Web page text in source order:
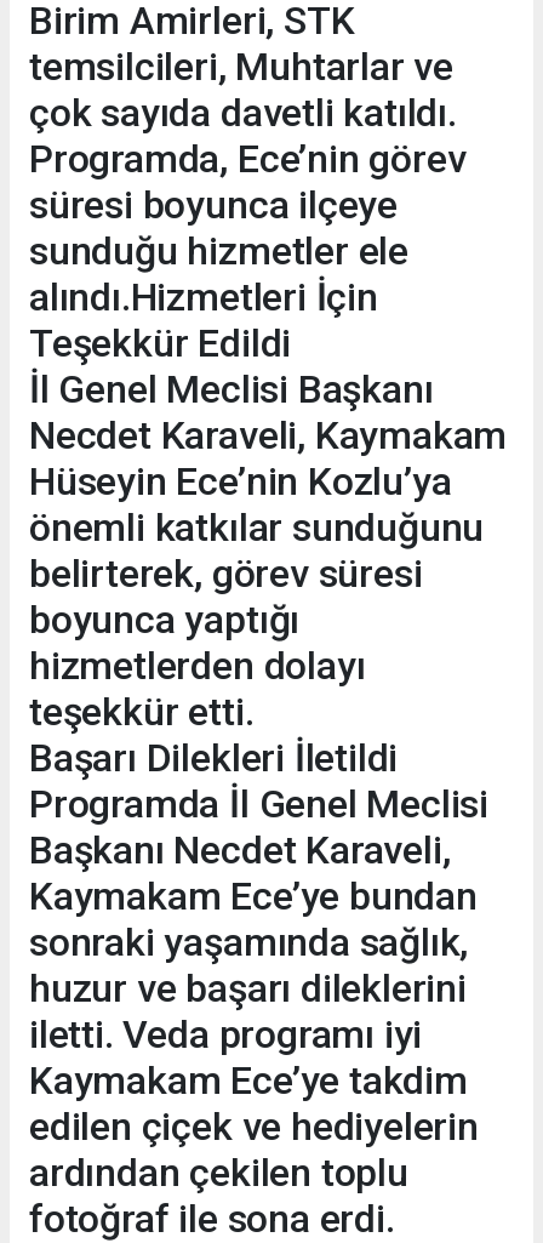
Birim Amirleri, STK
temsilcileri, Muhtarlar ve
çok sayıda davetli katıldı.
Programda, Ece’nin görev
süresi boyunca ilçeye
sunduğu hizmetler ele
alındı.Hizmetleri İçin
Teşekkür Edildi
İl Genel Meclisi Başkanı
Necdet Karaveli, Kaymakam
Hüseyin Ece’nin Kozlu’ya
önemli katkılar sunduğunu
belirterek, görev süresi
boyunca yaptığı
hizmetlerden dolayı
teşekkür etti.
Başarı Dilekleri İletildi
Programda İl Genel Meclisi
Başkanı Necdet Karaveli,
Kaymakam Ece’ye bundan
sonraki yaşamında sağlık,
huzur ve başarı dileklerini
iletti. Veda programı iyi
Kaymakam Ece’ye takdim
edilen çiçek ve hediyelerin
ardından çekilen toplu
fotoğraf ile sona erdi.